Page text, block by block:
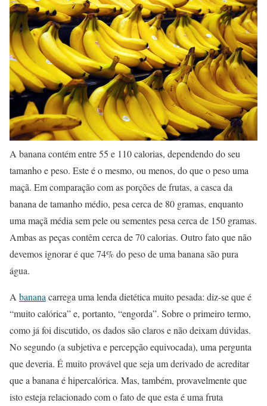
A banana contém entre 55 e 110 calorias, dependendo do seu
tamanho e peso. Este é o mesmo, ou menos, do que o peso uma
maçã. Em comparação com as porções de frutas, a casca da
banana de tamanho médio, pesa cerca de 80 gramas, enquanto
uma maçã média sem pele ou sementes pesa cerca de 150 gramas.
Ambas as peças contêm cerca de 70 calorias. Outro fato que não
devemos ignorar é que 74% do peso de uma banana são pura
água.
A banana carrega uma lenda dietética muito pesada: diz-se que é
“muito calórica” e, portanto, “engorda”. Sobre o primeiro termo,
como já foi discutido, os dados são claros e não deixam dúvidas.
No segundo (a subjetiva e percepção equivocada), uma pergunta
que deveria. É muito provável que seja um derivado de acreditar
que a banana é hipercalórica. Mas, também, provavelmente que
isto esteja relacionado com o fato de que esta é uma fruta